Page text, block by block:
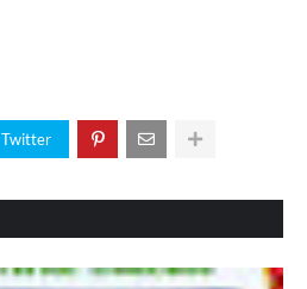
Twitter